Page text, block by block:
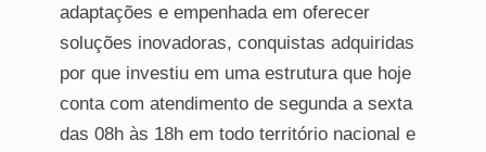
adaptações e empenhada em oferecer
soluções inovadoras, conquistas adquiridas
por que investiu em uma estrutura que hoje
conta com atendimento de segunda a sexta
das 08h às 18h em todo território nacional e